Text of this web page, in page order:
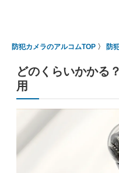
防犯カメラのアルコムTOP 防
どのくらいかかる
用